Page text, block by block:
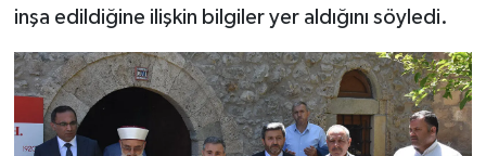
inşa edildiğine ilişkin bilgiler yer aldığını söyledi.
Bitlis Müftülüğü
Bolu Müftülüğü
Burdur Müftülüğü
Sağlık
Makaleler
Ekonomi